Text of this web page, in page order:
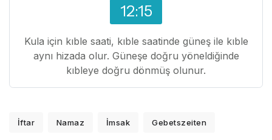
12:15
Kula için kıble saati, kıble saatinde güneş ile kıble
aynı hizada olur. Güneşe doğru yöneldiğinde
kıbleye doğru dönmüş olunur.
İftar Namaz İmsak Gebetszeiten